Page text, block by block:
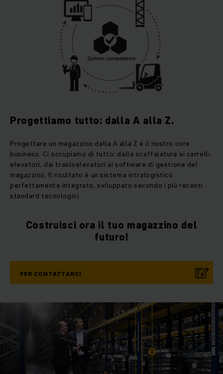
Progettiamo tutto: dalla A alla Z.
Progettare un magazzino dalla A alla Z è il nostro core
business. Ci occupiamo di tutto: dalle scaffalature ai carrelli
elevatori, dai trasloelevatori ai software di gestione del
magazzino. Il risultato è un sistema intralogistico
perfettamente integrato, sviluppato secondo i più recenti
standard tecnologici.
Costruisci ora il tuo magazzino del
futuro!
PER CONTATTARCI